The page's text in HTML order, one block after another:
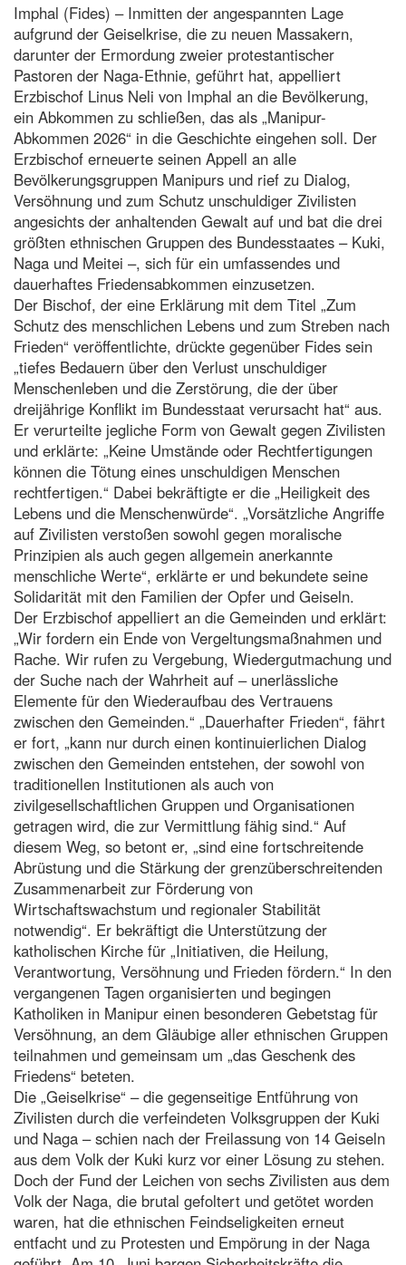
Imphal (Fides) – Inmitten der angespannten Lage
aufgrund der Geiselkrise, die zu neuen Massakern,
darunter der Ermordung zweier protestantischer
Pastoren der Naga-Ethnie, geführt hat, appelliert
Erzbischof Linus Neli von Imphal an die Bevölkerung,
ein Abkommen zu schließen, das als „Manipur-
Abkommen 2026“ in die Geschichte eingehen soll. Der
Erzbischof erneuerte seinen Appell an alle
Bevölkerungsgruppen Manipurs und rief zu Dialog,
Versöhnung und zum Schutz unschuldiger Zivilisten
angesichts der anhaltenden Gewalt auf und bat die drei
größten ethnischen Gruppen des Bundesstaates – Kuki,
Naga und Meitei –, sich für ein umfassendes und
dauerhaftes Friedensabkommen einzusetzen.
Der Bischof, der eine Erklärung mit dem Titel „Zum
Schutz des menschlichen Lebens und zum Streben nach
Frieden“ veröffentlichte, drückte gegenüber Fides sein
„tiefes Bedauern über den Verlust unschuldiger
Menschenleben und die Zerstörung, die der über
dreijährige Konflikt im Bundesstaat verursacht hat“ aus.
Er verurteilte jegliche Form von Gewalt gegen Zivilisten
und erklärte: „Keine Umstände oder Rechtfertigungen
können die Tötung eines unschuldigen Menschen
rechtfertigen.“ Dabei bekräftigte er die „Heiligkeit des
Lebens und die Menschenwürde“. „Vorsätzliche Angriffe
auf Zivilisten verstoßen sowohl gegen moralische
Prinzipien als auch gegen allgemein anerkannte
menschliche Werte“, erklärte er und bekundete seine
Solidarität mit den Familien der Opfer und Geiseln.
Der Erzbischof appelliert an die Gemeinden und erklärt:
„Wir fordern ein Ende von Vergeltungsmaßnahmen und
Rache. Wir rufen zu Vergebung, Wiedergutmachung und
der Suche nach der Wahrheit auf – unerlässliche
Elemente für den Wiederaufbau des Vertrauens
zwischen den Gemeinden.“ „Dauerhafter Frieden“, fährt
er fort, „kann nur durch einen kontinuierlichen Dialog
zwischen den Gemeinden entstehen, der sowohl von
traditionellen Institutionen als auch von
zivilgesellschaftlichen Gruppen und Organisationen
getragen wird, die zur Vermittlung fähig sind.“ Auf
diesem Weg, so betont er, „sind eine fortschreitende
Abrüstung und die Stärkung der grenzüberschreitenden
Zusammenarbeit zur Förderung von
Wirtschaftswachstum und regionaler Stabilität
notwendig“. Er bekräftigt die Unterstützung der
katholischen Kirche für „Initiativen, die Heilung,
Verantwortung, Versöhnung und Frieden fördern.“ In den
vergangenen Tagen organisierten und begingen
Katholiken in Manipur einen besonderen Gebetstag für
Versöhnung, an dem Gläubige aller ethnischen Gruppen
teilnahmen und gemeinsam um „das Geschenk des
Friedens“ beteten.
Die „Geiselkrise“ – die gegenseitige Entführung von
Zivilisten durch die verfeindeten Volksgruppen der Kuki
und Naga – schien nach der Freilassung von 14 Geiseln
aus dem Volk der Kuki kurz vor einer Lösung zu stehen.
Doch der Fund der Leichen von sechs Zivilisten aus dem
Volk der Naga, die brutal gefoltert und getötet worden
waren, hat die ethnischen Feindseligkeiten erneut
entfacht und zu Protesten und Empörung in der Naga